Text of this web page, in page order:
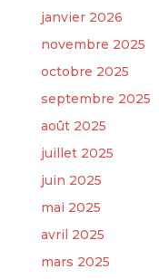
janvier 2026
novembre 2025
octobre 2025
septembre 2025
août 2025
juillet 2025
juin 2025
mai 2025
avril 2025
mars 2025